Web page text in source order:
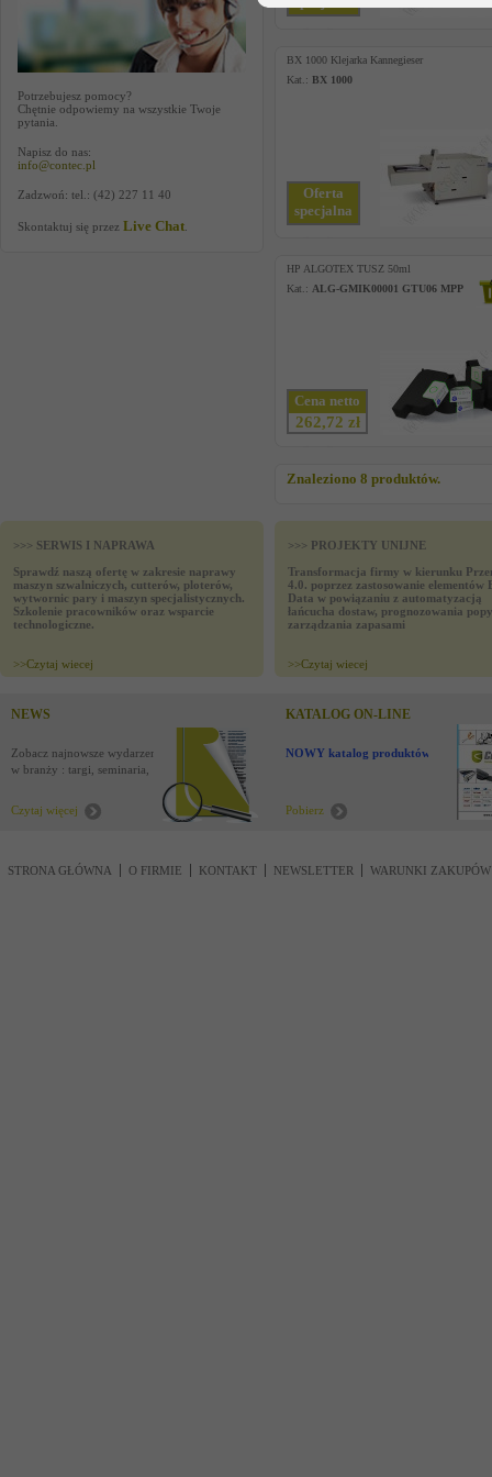
Potrzebujesz pomocy?
Chętnie odpowiemy na wszystkie Twoje
pytania.
Napisz do nas:
info@contec.pl
Zadzwoń: tel.: (42) 227 11 40
Skontaktuj się przez Live Chat
BX 1000 Klejarka Kannegieser
Kat.: BX 1000
Oferta
specjalna
HP ALGOTEX TUSZ 50ml
Kat.: ALG-GMIK00001 GTU06 MPP
Cena netto
262,72 zł
Znaleziono 8 produktów.
>>> SERWIS I NAPRAWA
Sprawdź naszą ofertę w zakresie naprawy
maszyn szwalniczych, cutterów, ploterów,
wytwornic pary i maszyn specjalistycznych.
Szkolenie pracowników oraz wsparcie
technologiczne.
>>Czytaj wiecej
>>> PROJEKTY UNIJNE
Transformacja firmy w kierunku
4.0. poprzez zastosowanie elementów
Data w powiązaniu z automatyzacją
łańcucha dostaw, prognozowania
zarządzania zapasami
>>Czytaj wiecej
NEWS
Zobacz najnowsze wydarzenia
w branży : targi, seminaria,
Czytaj więcej
KATALOG ON-LINE
NOWY katalog produktów !
Pobierz
STRONA GŁÓWNA O FIRMIE KONTAKT NEWSLETTER WARUNKI ZAKUPÓW